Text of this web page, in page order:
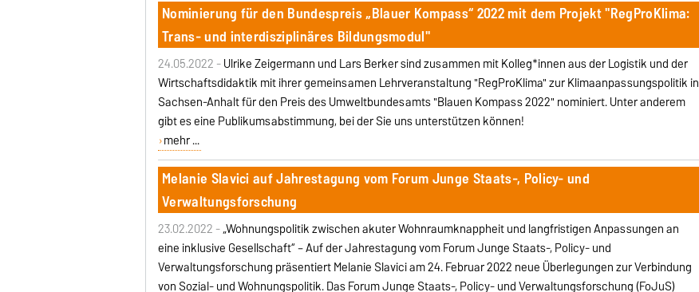
Nominierung für den Bundespreis „Blauer Kompass“ 2022 mit dem Projekt "RegProKlima:
Trans- und interdisziplinäres Bildungsmodul"
24.05.2022 -Ulrike Zeigermann und Lars Berker sind zusammen mit Kolleg*innen aus der Logistik und der
Wirtschaftsdidaktik mit ihrer gemeinsamen Lehrveranstaltung "RegProKlima" zur Klimaanpassungspolitik in
Sachsen-Anhalt für den Preis des Umweltbundesamts "Blauen Kompass 2022" nominiert. Unter anderem
gibt es eine Publikumsabstimmung, bei der Sie uns unterstützen können!
mehr ...
Melanie Slavici auf Jahrestagung vom Forum Junge Staats-, Policy- und
Verwaltungsforschung
23.02.2022 -„Wohnungspolitik zwischen akuter Wohnraumknappheit und langfristigen Anpassungen an
eine inklusive Gesellschaft“ – Auf der Jahrestagung vom Forum Junge Staats-, Policy- und
Verwaltungsforschung präsentiert Melanie Slavici am 24. Februar 2022 neue Überlegungen zur Verbindung
von Sozial- und Wohnungspolitik.Das Forum Junge Staats-, Policy- und Verwaltungsforschung (FoJuS)